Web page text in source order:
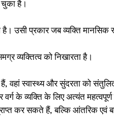
है।
है। उसी प्रकार जब व्यक्ति
व्यक्तित्व को निखारता है।
वहां स्वास्थ्य और सुंदरता को
के व्यक्ति के लिए अत्यंत
कर सकते हैं, बल्कि आंतरिक एवं